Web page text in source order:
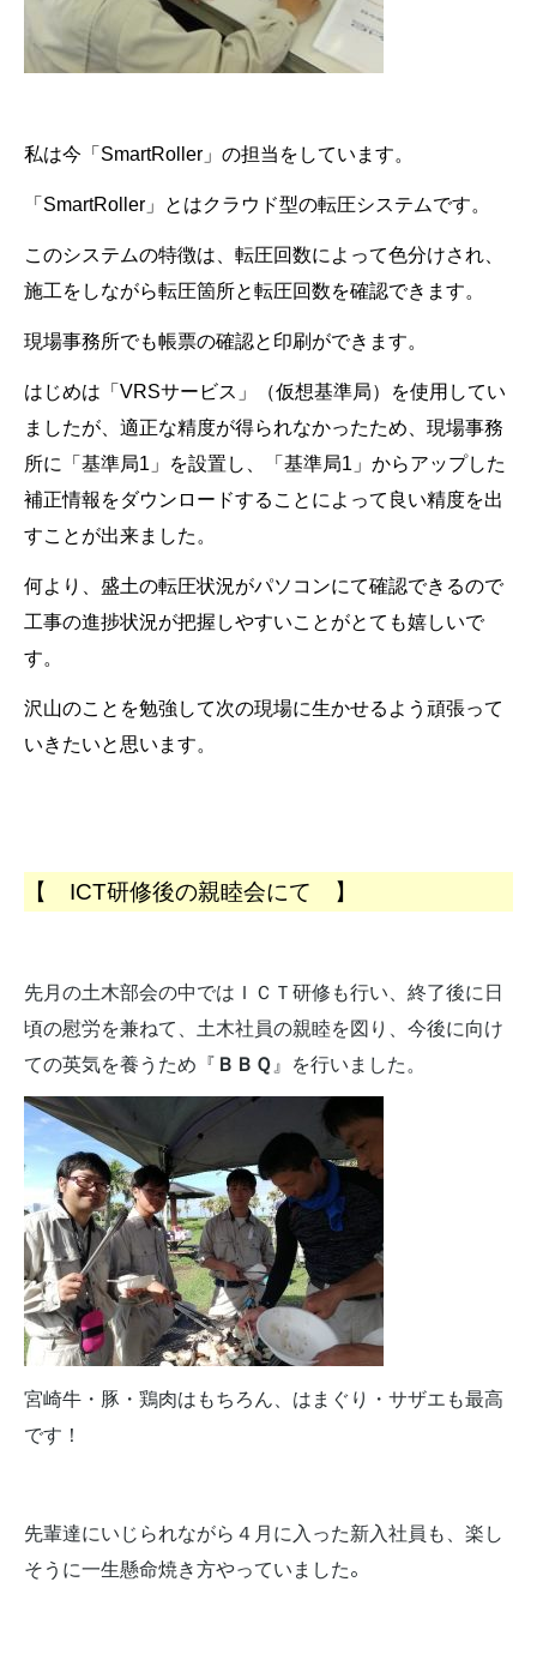
私は今「SmartRoller」の担当をしています。
「SmartRoller」とはクラウド型の転圧システムです。
このシステムの特徴は、転圧回数によって色分けされ、
施工をしながら転圧箇所と転圧回数を確認できます。
現場事務所でも帳票の確認と印刷ができます。
はじめは「VRSサービス」（仮想基準局）を使用してい
ましたが、適正な精度が得られなかったため、 現場事務
所に「基準局1」を設置し、「基準局1」からアップした
補正情報をダウンロードすることによって 良い精度を出
すことが出来ました。
何より、盛土の転圧状況がパソコンにて確認できるので
工事の進捗状況が把握しやすいことがとても嬉しいで
す。
沢山のことを勉強して次の現場に生かせるよう頑張って
いきたいと思います。
【 ICT研修後の親睦会にて 】
先月の土木部会の中ではＩＣＴ研修も行い、終了後に日
頃の慰労を兼ねて、土木社員の親睦を図り、今後に向け
ての英気を養うため『 ＢＢＱ 』を行いました。
宮崎牛・豚・鶏肉はもちろん、はまぐり・サザエも最高
です！
先輩達にいじられながら４月に入った新入社員も、楽し
そうに一生懸命焼き方やっていました。